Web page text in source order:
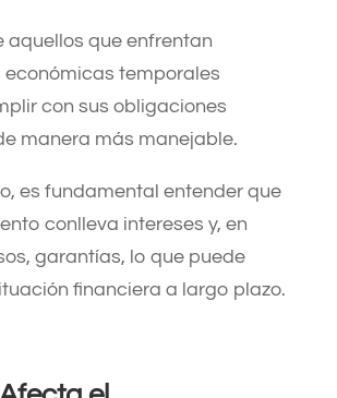
aquellos que enfrentan
temporales
con sus obligaciones
manera más manejable.
es fundamental entender que
conlleva intereses y, en
garantías, lo que puede
financiera a largo plazo.